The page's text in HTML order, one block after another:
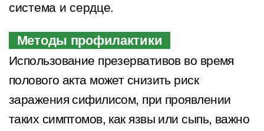
система и сердце.
Методы профилактики
Использование презервативов во время
полового акта может снизить риск
заражения сифилисом, при проявлении
таких симптомов, как язвы или сыпь, важно